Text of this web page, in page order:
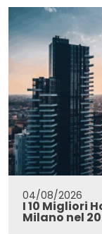
04/08/2026
I 10 Migliori
Milano nel